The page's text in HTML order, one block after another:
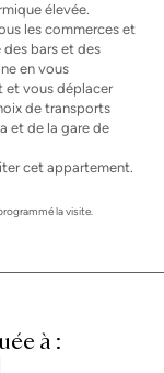
élevée.
les commerces et
bars et des
en vous
et vous déplacer
de transports
et de la gare de
cet appartement.
la visite.
à :